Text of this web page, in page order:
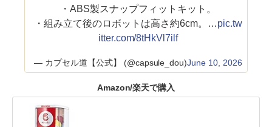
・ABS製スナップフィットキット。
・組み立て後のロボットは高さ約6cm。…pic.tw
itter.com/8tHkVl7ilf
— カプセル道【公式】 (@capsule_dou)June 10, 2026
Amazon/楽天で購入